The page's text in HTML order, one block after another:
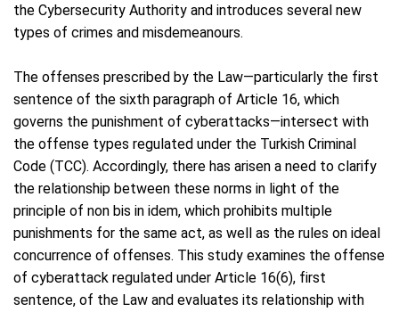
the Cybersecurity Authority and introduces several new
types of crimes and misdemeanours.
The offenses prescribed by the Law—particularly the first
sentence of the sixth paragraph of Article 16, which
governs the punishment of cyberattacks—intersect with
the offense types regulated under the Turkish Criminal
Code (TCC). Accordingly, there has arisen a need to clarify
the relationship between these norms in light of the
principle of non bis in idem, which prohibits multiple
punishments for the same act, as well as the rules on ideal
concurrence of offenses. This study examines the offense
of cyberattack regulated under Article 16(6), first
sentence, of the Law and evaluates its relationship with